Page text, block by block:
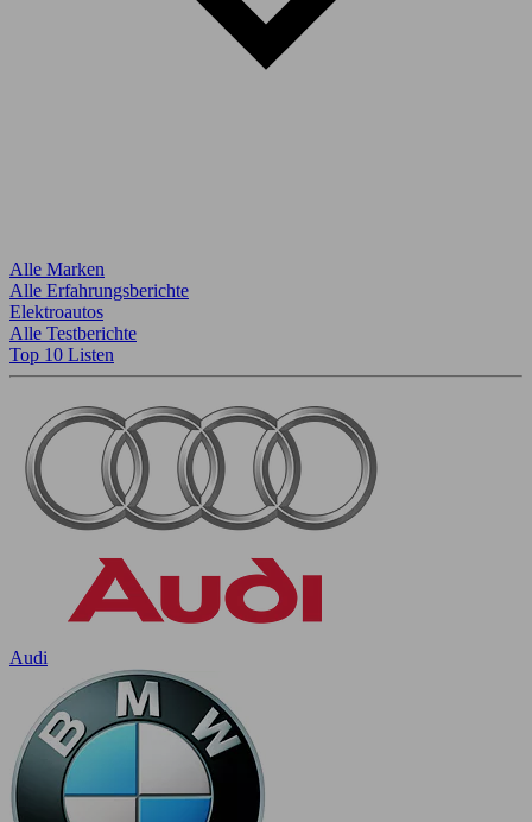
Alle Marken
Alle Erfahrungsberichte
Elektroautos
Alle Testberichte
Top 10 Listen
Audi